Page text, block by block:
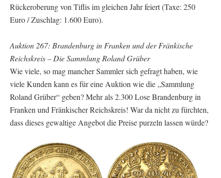
Rückeroberung von Tiflis im gleichen Jahr feiert (Taxe: 250
Euro / Zuschlag: 1.600 Euro).
Auktion 267: Brandenburg in Franken und der Fränkische
Reichskreis – Die Sammlung Roland Grüber
Wie viele, so mag mancher Sammler sich gefragt haben, wie
viele Kunden kann es für eine Auktion wie die „Sammlung
Roland Grüber“ geben? Mehr als 2.300 Lose Brandenburg in
Franken und Fränkischer Reichskreis! War da nicht zu fürchten,
dass dieses gewaltige Angebot die Preise purzeln lassen würde?